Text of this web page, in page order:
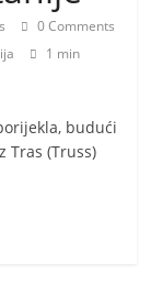
0 Comments
1 min
budući
Tras (Truss)